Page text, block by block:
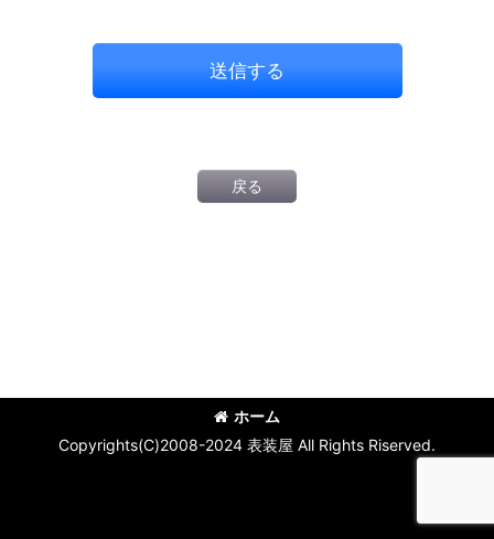
送信する
戻る
ホーム
Copyrights(C)2008-2024 表装屋 All Rights Riserved.